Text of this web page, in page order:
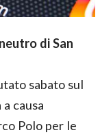
di San
sabato sul
causa
Polo per le